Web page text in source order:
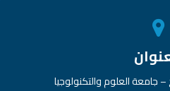
جامعة العلوم والتكنولوجيا